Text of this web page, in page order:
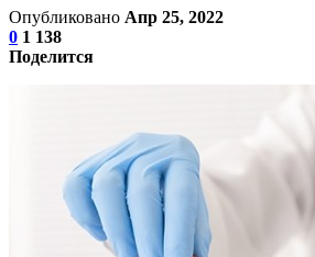
Опубликовано Апр 25, 2022
0 1 138
Поделится